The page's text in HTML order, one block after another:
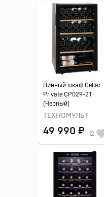
Винный шкаф Cellar
Private CP029-2T
(Черный)
ТЕХНОМУЛЬТ
49 990 ₽ 12